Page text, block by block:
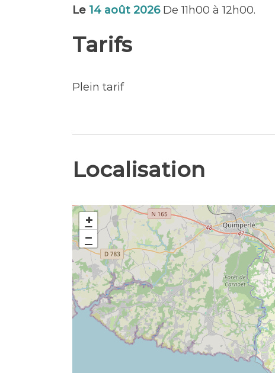
Le 14 août 2026De 11h00 à 12h00.
Tarifs
Plein tarif
Localisation
+
−